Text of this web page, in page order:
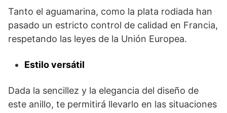
Tanto el aguamarina, como la plata rodiada han
pasado un estricto control de calidad en Francia,
respetando las leyes de la Unión Europea.
Estilo versátil
Dada la sencillez y la elegancia del diseño de
este anillo, te permitirá llevarlo en las situaciones